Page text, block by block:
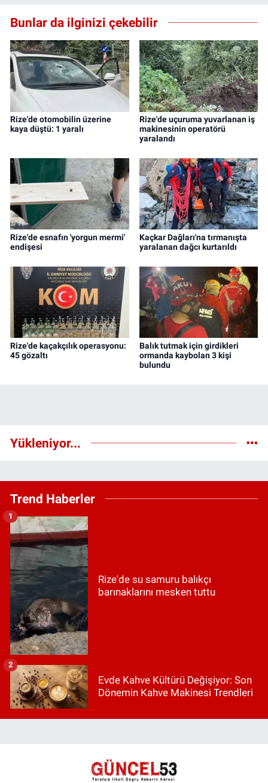
Bunlar da ilginizi çekebilir
Rize'de otomobilin üzerine
kaya düştü: 1 yaralı
Rize'de uçuruma yuvarlanan iş
makinesinin operatörü
yaralandı
Rize'de esnafın 'yorgun mermi'
endişesi
Kaçkar Dağları'na tırmanışta
yaralanan dağcı kurtarıldı
Rize'de kaçakçılık operasyonu:
45 gözaltı
Balık tutmak için girdikleri
ormanda kaybolan 3 kişi
bulundu
Yükleniyor...
Trend Haberler
Rize'de su samuru balıkçı
barınaklarını mesken tuttu
1
Evde Kahve Kültürü Değişiyor: Son
Dönemin Kahve Makinesi Trendleri
2